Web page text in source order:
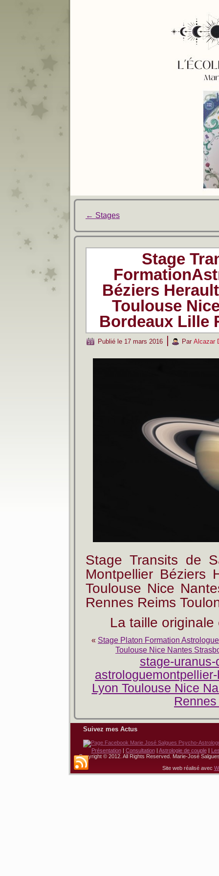
← Stages
Stage
Béziers
Toulouse
Bordeaux Lille
Publié le 17 mars 2016 | Par Alcazar
Stage Transits de
Montpellier Béziers
Toulouse Nice
Rennes Reims
La taille
« Stage Platon Formation
Toulouse Nice Nantes
stage-
Lyon Toulouse Nice
Suivez mes Actus
Présentation| Consultation| Astrologie de couple|
Copyright © 2012. All Rights Reserved. Marie-José
Site web réalisé avec